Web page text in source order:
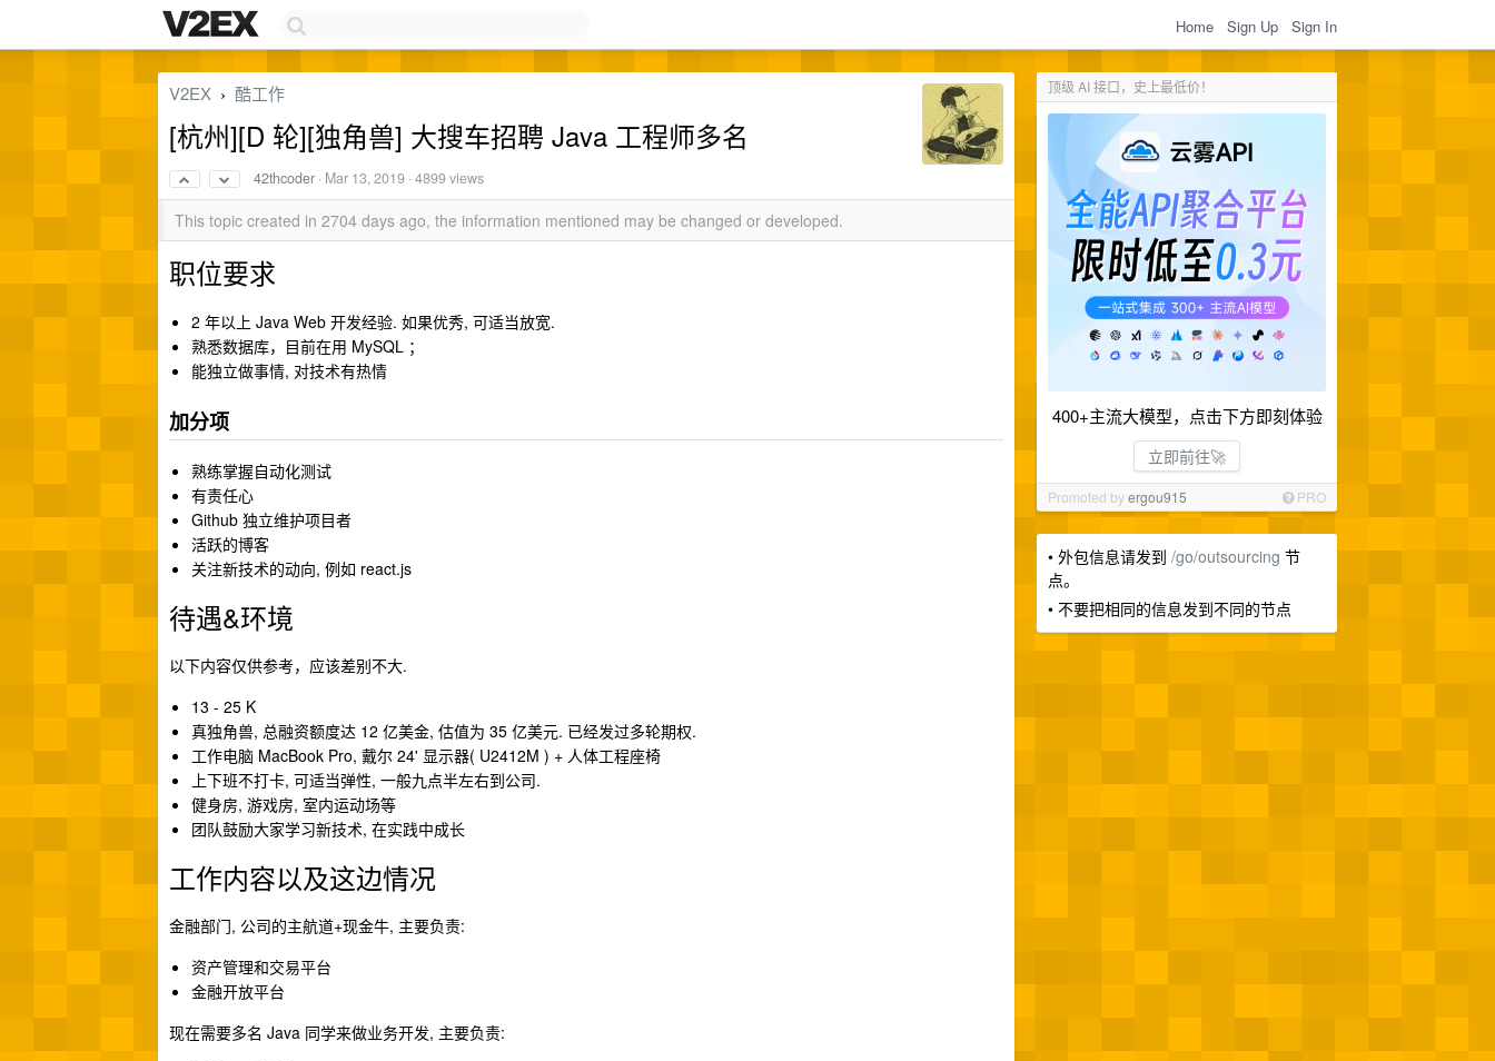
Home Sign Up Sign In
顶级 AI 接口，史上最低价！
400+主流大模型，点击下方即刻体验
立即前往🚀
Promoted byergou915 PRO
• 外包信息请发到 /go/outsourcing 节
点。
• 不要把相同的信息发到不同的节点
V2EX › 酷工作
[杭州][D 轮][独角兽] 大搜车招聘 Java 工程师多名
42thcoder · Mar 13, 2019 · 4899 views
This topic created in 2704 days ago, the information mentioned may be changed or developed.
职位要求
2 年以上 Java Web 开发经验. 如果优秀, 可适当放宽.
熟悉数据库，目前在用 MySQL ；
能独立做事情, 对技术有热情
加分项
熟练掌握自动化测试
有责任心
Github 独立维护项目者
活跃的博客
关注新技术的动向, 例如 react.js
待遇&环境
以下内容仅供参考，应该差别不大.
13 - 25 K
真独角兽, 总融资额度达 12 亿美金, 估值为 35 亿美元. 已经发过多轮期权.
工作电脑 MacBook Pro, 戴尔 24' 显示器( U2412M ) + 人体工程座椅
上下班不打卡, 可适当弹性, 一般九点半左右到公司.
健身房, 游戏房, 室内运动场等
团队鼓励大家学习新技术, 在实践中成长
工作内容以及这边情况
金融部门, 公司的主航道+现金牛, 主要负责:
资产管理和交易平台
金融开放平台
现在需要多名 Java 同学来做业务开发, 主要负责: